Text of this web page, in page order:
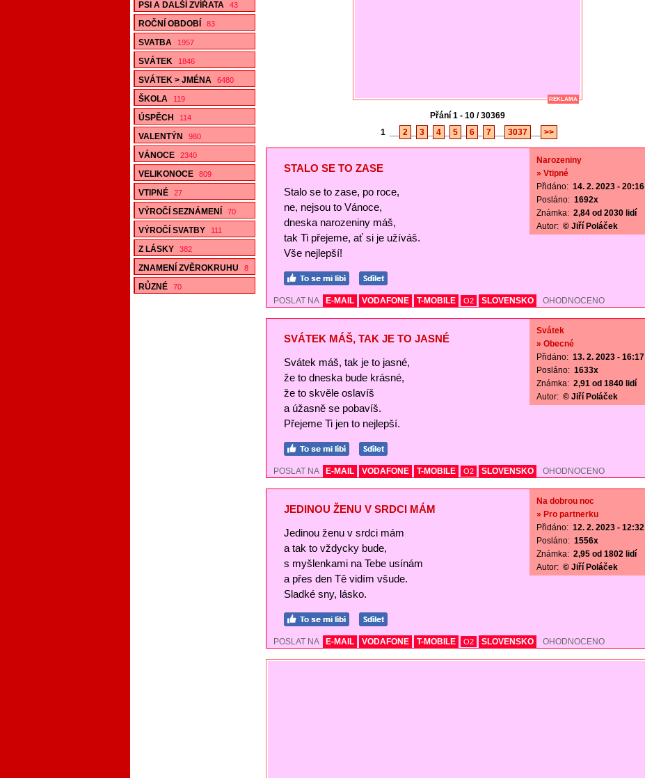
PSI A DALŠÍ ZVÍŘATA 43
ROČNÍ OBDOBÍ 83
SVATBA 1957
SVÁTEK 1846
SVÁTEK > JMÉNA 6480
ŠKOLA 119
ÚSPĚCH 114
VALENTÝN 980
VÁNOCE 2340
VELIKONOCE 809
VTIPNÉ 27
VÝROČÍ SEZNÁMENÍ 70
VÝROČÍ SVATBY 111
Z LÁSKY 382
ZNAMENÍ ZVĚROKRUHU 8
RŮZNÉ 70
REKLAMA
Přání 1 - 10 / 30369
1
2 3 4 5 6 7 3037 >>
STALO SE TO ZASE
Stalo se to zase, po roce,
ne, nejsou to Vánoce,
dneska narozeniny máš,
tak Ti přejeme, ať si je užíváš.
Vše nejlepší!
Narozeniny
» Vtipné
Přidáno: 14. 2. 2023 - 20:16
Posláno: 1692x
Známka: 2,84 od 2030 lidí
Autor: © Jiří Poláček
POSLAT NA E-MAIL VODAFONE T-MOBILE O2 SLOVENSKO OHODNOCENO
SVÁTEK MÁŠ, TAK JE TO JASNÉ
Svátek máš, tak je to jasné,
že to dneska bude krásné,
že to skvěle oslavíš
a úžasně se pobavíš.
Přejeme Ti jen to nejlepší.
Svátek
» Obecné
Přidáno: 13. 2. 2023 - 16:17
Posláno: 1633x
Známka: 2,91 od 1840 lidí
Autor: © Jiří Poláček
POSLAT NA E-MAIL VODAFONE T-MOBILE O2 SLOVENSKO OHODNOCENO
JEDINOU ŽENU V SRDCI MÁM
Jedinou ženu v srdci mám
a tak to vždycky bude,
s myšlenkami na Tebe usínám
a přes den Tě vidím všude.
Sladké sny, lásko.
Na dobrou noc
» Pro partnerku
Přidáno: 12. 2. 2023 - 12:32
Posláno: 1556x
Známka: 2,95 od 1802 lidí
Autor: © Jiří Poláček
POSLAT NA E-MAIL VODAFONE T-MOBILE O2 SLOVENSKO OHODNOCENO